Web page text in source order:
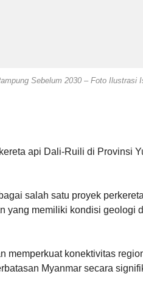
Sebelum 2030 – Foto Ilustrasi
api Dali-Ruili di Provinsi
salah satu proyek
yang memiliki kondisi geologi
memperkuat konektivitas
Myanmar secara